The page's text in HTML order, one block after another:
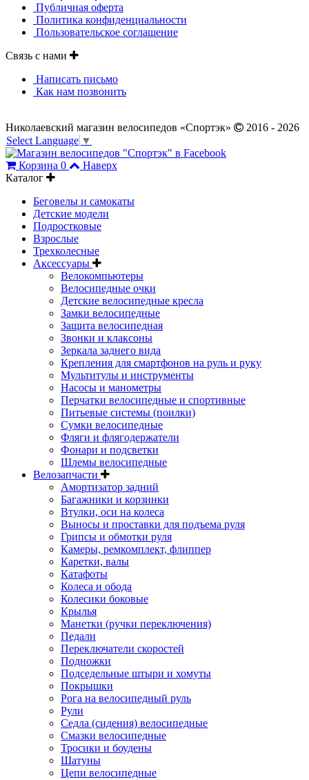
Публичная оферта
Политика конфиденциальности
Пользовательское соглашение
Связь с нами
Написать письмо
Как нам позвонить
Николаевский магазин велосипедов «Спортэк»
2016 - 2026
Select Language ▼
Корзина 0
Наверх
Каталог
Беговелы и самокаты
Детские модели
Подростковые
Взрослые
Трехколесные
Аксессуары
Велокомпьютеры
Велосипедные очки
Детские велосипедные кресла
Замки велосипедные
Защита велосипедная
Звонки и клаксоны
Зеркала заднего вида
Крепления для смартфонов на руль и руку
Мультитулы и инструменты
Насосы и манометры
Перчатки велосипедные и спортивные
Питьевые системы (поилки)
Сумки велосипедные
Фляги и флягодержатели
Фонари и подсветки
Шлемы велосипедные
Велозапчасти
Амортизатор задний
Багажники и корзинки
Втулки, оси на колеса
Выносы и проставки для подъема руля
Грипсы и обмотки руля
Камеры, ремкомплект, флиппер
Каретки, валы
Катафоты
Колеса и обода
Колесики боковые
Крылья
Манетки (ручки переключения)
Педали
Переключатели скоростей
Подножки
Подседельные штыри и хомуты
Покрышки
Рога на велосипедный руль
Рули
Седла (сидения) велосипедные
Смазки велосипедные
Тросики и боудены
Шатуны
Цепи велосипедные